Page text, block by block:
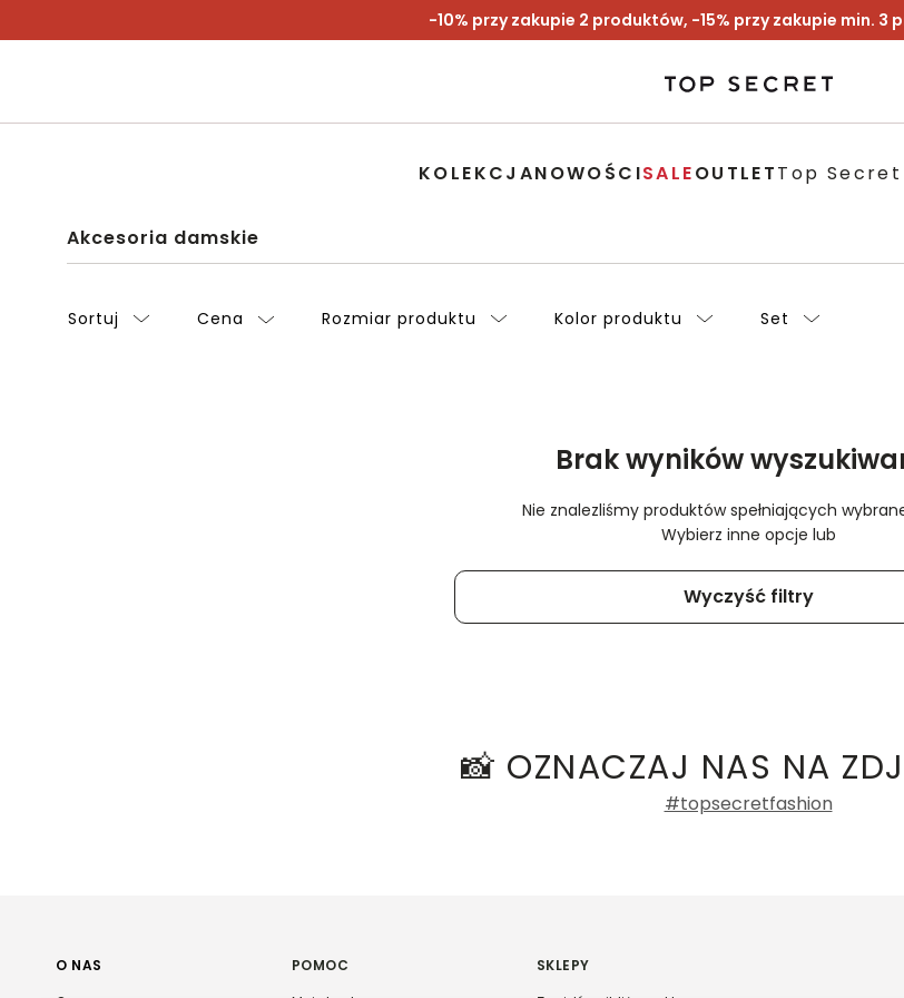
-10% przy zakupie 2 produktów, -15% przy zakupie min. 3
KOLEKCJANOWOŚCISALEOUTLETTop Secret
Akcesoria damskie
Sortuj Cena Rozmiar produktu Kolor produktu Set
Brak wyników
Nie znalezliśmy produktów spełniających
Wybierz inne opcje lub
Wyczyść filtry
📸 OZNACZAJ NAS NA
#topsecretfashion
O NAS
POMOC
SKLEPY